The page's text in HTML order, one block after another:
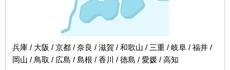
兵庫 / 大阪 / 京都 / 奈良 / 滋賀 / 和歌山 / 三重 / 岐阜 / 福井 /
岡山 / 鳥取 / 広島 / 島根 / 香川 / 徳島 / 愛媛 / 高知